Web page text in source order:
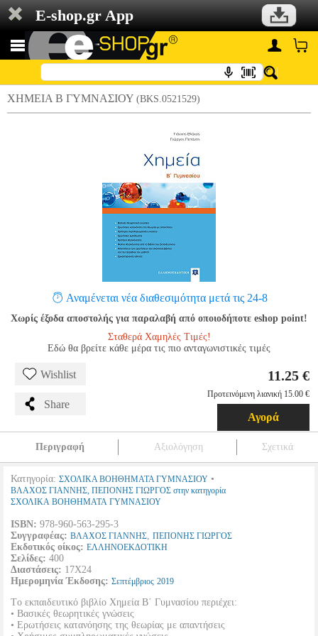
E-shop.gr App
ΧΗΜΕΙΑ Β ΓΥΜΝΑΣΙΟΥ (BKS.0521529)
Αναμένεται νέα διαθεσιμότητα μετά τις 24-8
Χωρίς έξοδα αποστολής για παραλαβή από οποιοδήποτε eshop point!
Σταθερά Χαμηλές Τιμές!
Εδώ θα βρείτε κάθε μέρα τις πιο ανταγωνιστικές τιμές
Wishlist
Share
11.25 €
Προτεινόμενη λιανική 15.00 €
Αγορά
Περιγραφή Αξιολόγηση Σχετικά
Κατηγορία: ΣΧΟΛΙΚΑ ΒΟΗΘΗΜΑΤΑ ΓΥΜΝΑΣΙΟΥ •
ΒΛΑΧΟΣ ΓΙΑΝΝΗΣ, ΠΕΠΟΝΗΣ ΓΙΩΡΓΟΣ στην κατηγορία
ΣΧΟΛΙΚΑ ΒΟΗΘΗΜΑΤΑ ΓΥΜΝΑΣΙΟΥ
ISBN: 978-960-563-295-3
Συγγραφέας: ΒΛΑΧΟΣ ΓΙΑΝΝΗΣ, ΠΕΠΟΝΗΣ ΓΙΩΡΓΟΣ
Εκδοτικός οίκος: ΕΛΛΗΝΟΕΚΔΟΤΙΚΗ
Σελίδες: 400
Διαστάσεις: 17Χ24
Ημερομηνία Έκδοσης: Σεπτέμβριος 2019
Tο εκπαιδευτικό βιβλίο Χημεία Β΄ Γυμνασίου περιέχει:
• Βασικές θεωρητικές γνώσεις
• Ερωτήσεις κατανόησης της θεωρίας με απαντήσεις